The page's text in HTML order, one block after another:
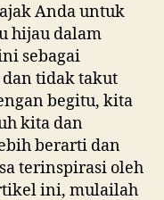
Anda untuk
hijau dalam
sebagai
tidak takut
begitu, kita
kita dan
berarti dan
terinspirasi oleh
ini, mulailah